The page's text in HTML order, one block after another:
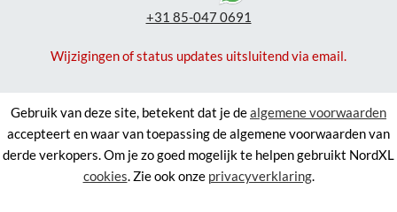
+31 85-047 0691
Wijzigingen of status updates uitsluitend via email.
Gebruik van deze site, betekent dat je dealgemene voorwaarden
accepteert en waar van toepassing de algemene voorwaarden van
derde verkopers. Om je zo goed mogelijk te helpen gebruikt NordXL
cookies. Zie ook onze privacyverklaring.